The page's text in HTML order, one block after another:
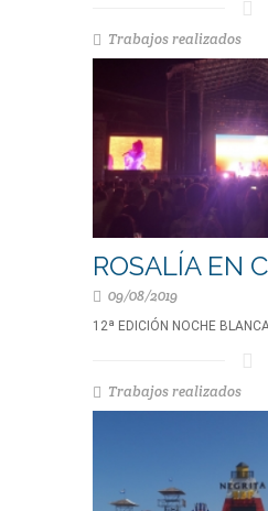
Trabajos realizados
ROSALÍA EN
09/08/2019
12ª EDICIÓN NOCHE
Trabajos realizados